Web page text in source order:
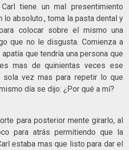
tiene un mal presentimiento
lo absoluto., toma la pasta dental y
colocar sobre el mismo una
que no le disgusta. Comienza a
que tendría una persona que
mas de quinientas veces ese
sola vez mas para repetir lo que
día se dijo: ¿Por qué a mí?
para posterior mente girarlo, al
para atrás permitiendo que la
estaba mas que listo para dar el